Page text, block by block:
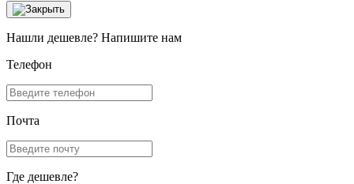
Нашли дешевле? Напишите нам
Телефон
Почта
Где дешевле?